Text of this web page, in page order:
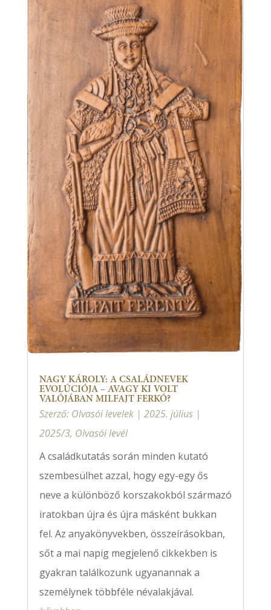
NAGY KÁROLY: A CSALÁDNEVEK
EVOLÚCIÓJA – AVAGY KI VOLT
VALÓJÁBAN MILFAJT FERKÓ?
Szerző: Olvasói levelek| 2025. július|
2025/3, Olvasói levél
A családkutatás során minden kutató
szembesülhet azzal, hogy egy-egy ős
neve a különböző korszakokból származó
iratokban újra és újra másként bukkan
fel. Az anyakönyvekben, összeírásokban,
sőt a mai napig megjelenő cikkekben is
gyakran találkozunk ugyanannak a
személynek többféle névalakjával.